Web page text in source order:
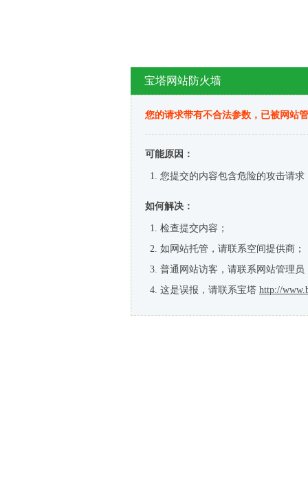
宝塔网站防火墙
您的请求带有不合法参数，已被网站
可能原因：
您提交的内容包含危险的攻击请求
如何解决：
检查提交内容；
如网站托管，请联系空间提供商；
普通网站访客，请联系网站管理员
这是误报，请联系宝塔 http://